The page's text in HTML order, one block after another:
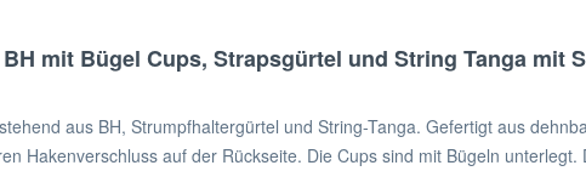
mit Bügel Cups, Strapsgürtel und String Tanga mit
aus BH, Strumpfhaltergürtel und String-Tanga. Gefertigt aus
Hakenverschluss auf der Rückseite. Die Cups sind mit Bügeln